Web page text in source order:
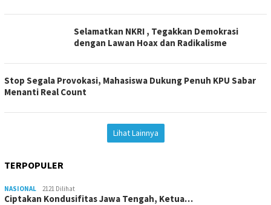
Selamatkan NKRI , Tegakkan Demokrasi
dengan Lawan Hoax dan Radikalisme
Stop Segala Provokasi, Mahasiswa Dukung Penuh KPU Sabar
Menanti Real Count
Lihat Lainnya
TERPOPULER
NASIONAL 2121 Dilihat
Ciptakan Kondusifitas Jawa Tengah, Ketua…